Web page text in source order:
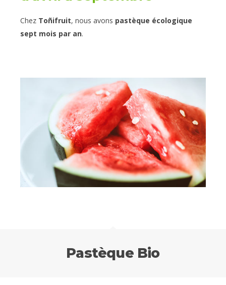
Chez Toñifruit, nous avons pastèque écologique
sept mois par an.
Pastèque Bio